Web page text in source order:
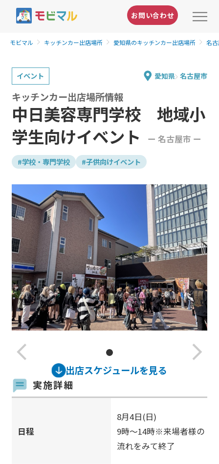
お問い合わせ
モビマル キッチンカー出店場所 愛知県のキッチンカー出店場所 名
イベント 愛知県 名古屋市
中日美容専門学校 地域小
学生向けイベント
ー 名古屋市 ー
キッチンカー出店場所情報
#学校・専門学校 #子供向けイベント
arrow_back_ios_new arrow_forward_ios
出店スケジュールを見る
実施詳細
日程
8月4日(日)
9時～14時※来場者様の
流れをみて終了